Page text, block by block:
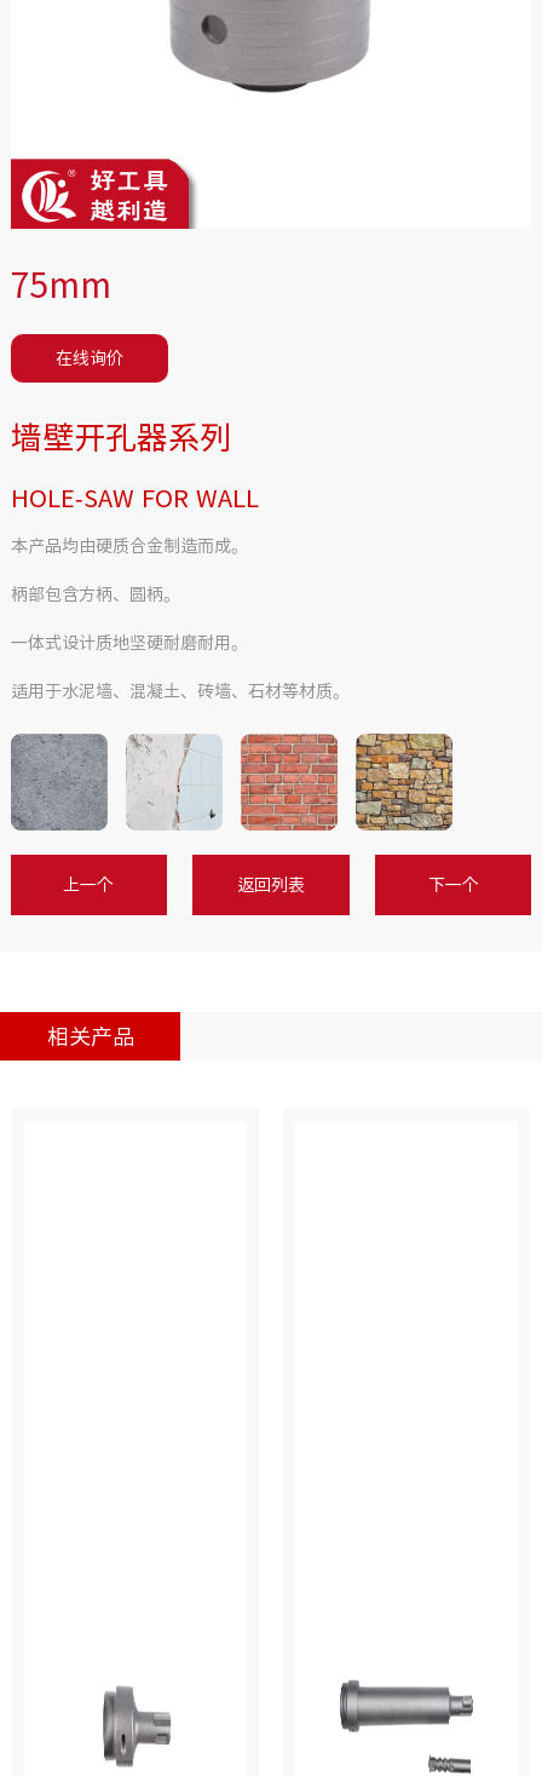
75mm
在线询价
墙壁开孔器系列
HOLE-SAW FOR WALL
本产品均由硬质合金制造而成。
柄部包含方柄、圆柄。
一体式设计质地坚硬耐磨耐用。
适用于水泥墙、混凝土、砖墙、石材等材质。
上一个 返回列表 下一个
相关产品